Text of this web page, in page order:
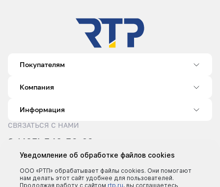
Покупателям
Компания
Информация
СВЯЗАТЬСЯ С НАМИ
8 (495) 540-52-62
sale@rtp.ru
Пн–Пт: 9:00–18:00
Уведомление об обработке файлов cookies
ООО «РТП» обрабатывает файлы cookies. Они помогают
нам делать этот сайт удобнее для пользователей.
Продолжая работу с сайтом rtp.ru, вы соглашаетесь